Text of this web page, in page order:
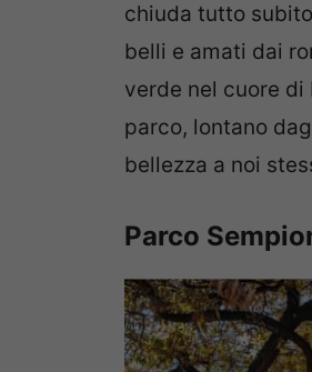
chiuda tutto
belli e amati dai
verde nel cuore di
parco, lontano
bellezza a noi
Parco